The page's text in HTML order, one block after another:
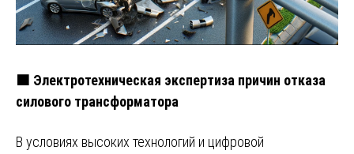
🟧 Электротехническая экспертиза причин отказа
силового трансформатора
В условиях высоких технологий и цифровой